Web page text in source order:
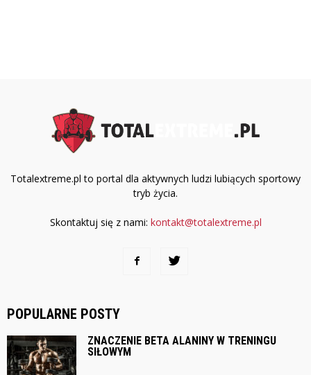
Totalextreme.pl to portal dla aktywnych ludzi lubiących sportowy
tryb życia.
Skontaktuj się z nami: kontakt@totalextreme.pl
POPULARNE POSTY
ZNACZENIE BETA ALANINY W TRENINGU
SIŁOWYM